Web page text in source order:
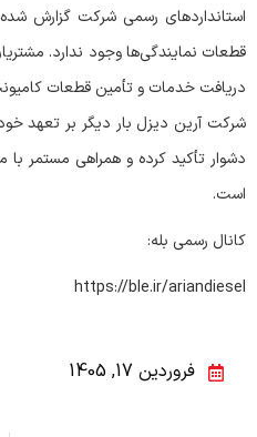
استانداردهای رسمی شرکت گزارش
قطعات نمایندگی‌ها وجود ندارد.
دریافت خدمات و تأمین قطعات
شرکت آرین دیزل بار دیگر بر تعهد
دشوار تأکید کرده و همراهی مستمر
است.
کانال رسمی بله:
https://ble.ir/ariandiesel
فروردین 17, 1405